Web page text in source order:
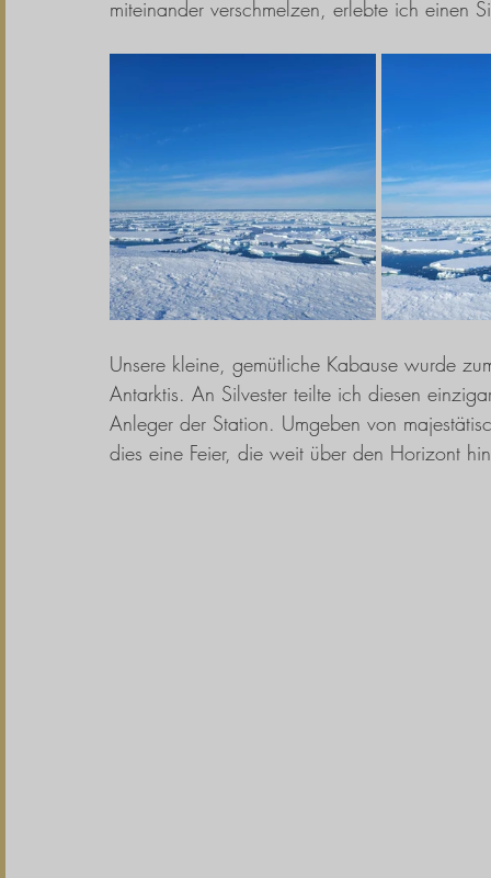
miteinander verschmelzen, erlebte ich einen
Unsere kleine, gemütliche Kabause wurde
Antarktis. An Silvester teilte ich diesen
Anleger der Station. Umgeben von
dies eine Feier, die weit über den Horizont